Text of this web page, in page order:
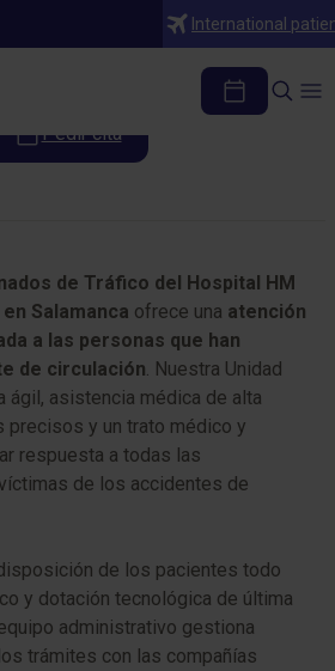
International
de Tráfico
Pedir cita
de Tráfico del Hospital HM
Salamanca ofrece una atención
a las personas que han
de circulación. Nuestra Unidad
ágil, asistencia médica de alta
precisos y un trato médico y
respuesta a todas las
de los accidentes de
de los pacientes todo
y dotación tecnológica de última
administrativo gestiona
trámites con las compañías